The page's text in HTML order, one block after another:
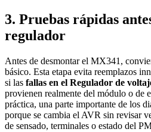
3. Pruebas rápidas
regulador
Antes de desmontar el MX341,
básico. Esta etapa evita reemplazos
si las fallas en el Regulador de
provienen realmente del módulo o de
práctica, una parte importante de los
porque se cambia el AVR sin revisar
de sensado, terminales o estado del